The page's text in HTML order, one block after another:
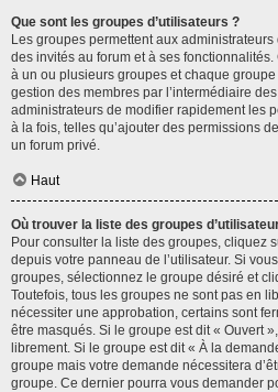
Que sont les groupes d’utilisateurs ?
Les groupes permettent aux
des invités au forum et à ses
à un ou plusieurs groupes et chaque
gestion des membres par l’intermédiaire
administrateurs de modifier rapidement les
à la fois, telles qu’ajouter des permissions
un forum privé.
Haut
Où trouver la liste des groupes
Pour consulter la liste des groupes, cliquez
depuis votre panneau de l’utilisateur. Si
groupes, sélectionnez le groupe désiré et
Toutefois, tous les groupes ne sont pas en
nécessiter une approbation, certains sont
être masqués. Si le groupe est dit « Ouvert
librement. Si le groupe est dit « À la
groupe mais votre demande nécessitera
groupe. Ce dernier pourra vous demander